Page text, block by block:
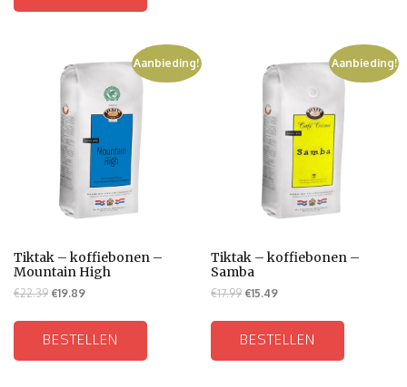
Aanbieding!
Tiktak – koffiebonen –
Mountain High
€22.39 €19.89
BESTELLEN
Aanbieding!
Tiktak – koffiebonen –
Samba
€17.99 €15.49
BESTELLEN